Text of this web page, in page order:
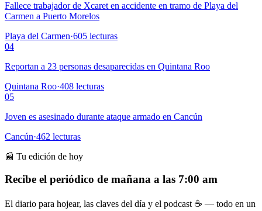
Fallece trabajador de Xcaret en accidente en tramo de Playa del
Carmen a Puerto Morelos
Playa del Carmen·605 lecturas
04
Reportan a 23 personas desaparecidas en Quintana Roo
Quintana Roo·408 lecturas
05
Joven es asesinado durante ataque armado en Cancún
Cancún·462 lecturas
📰 Tu edición de hoy
Recibe el periódico de mañana a las 7:00 am
El diario para hojear, las claves del día y el podcast ☕ — todo en un